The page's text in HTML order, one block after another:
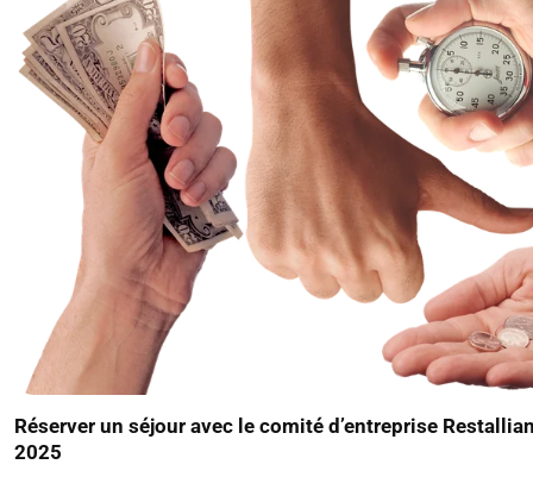
Réserver un séjour avec le comité d’entreprise
2025